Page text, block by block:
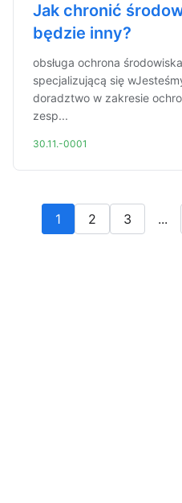
Jak chronić
będzie inny?
obsługa ochrona
specjalizującą się
doradztwo w zakresie
zesp...
30.11.-0001
1 2 3 ...